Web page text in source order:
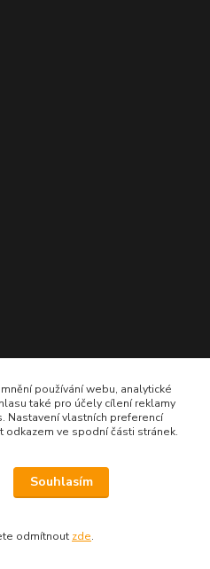
používání webu, analytické
také pro účely cílení reklamy
Nastavení vlastních preferencí
odkazem ve spodní části stránek.
Souhlasím
odmítnout zde.